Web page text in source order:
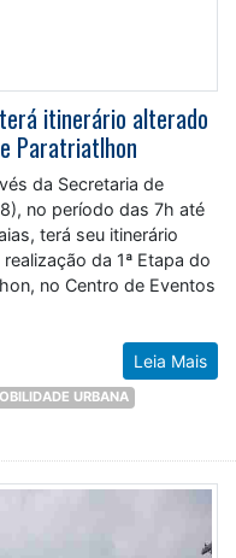
itinerário alterado
Paratriatlhon
da Secretaria de
no período das 7h até
terá seu itinerário
da 1ª Etapa do
no Centro de Eventos
Leia Mais
URBANA